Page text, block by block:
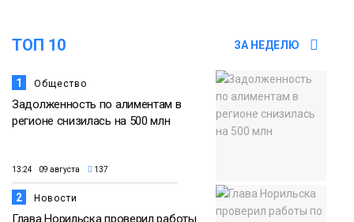
20 июля
Фото
прогрелся до 29 градусов
ТОП 10 ЗА НЕДЕЛЮ
1 Общество
Задолженность по алиментам в
регионе снизилась на 500 млн
13:24 09 августа 137
2 Новости